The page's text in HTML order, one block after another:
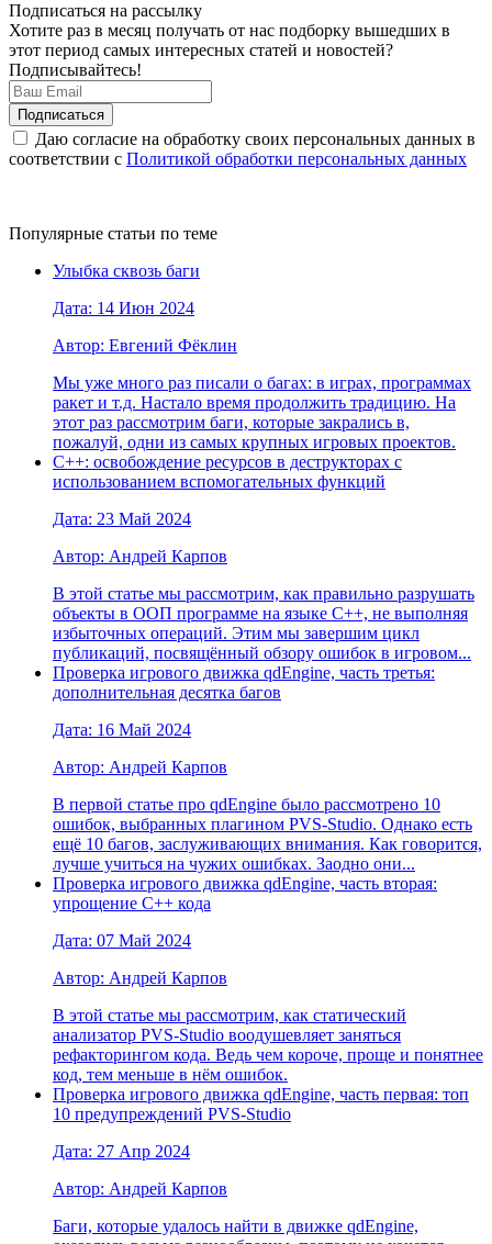
Подписаться на рассылку
Хотите раз в месяц получать от нас подборку вышедших в
этот период самых интересных статей и новостей?
Подписывайтесь!
Даю согласие на обработку своих персональных данных в
соответствии с Политикой обработки персональных данных
Популярные статьи по теме
Улыбка сквозь баги
Дата: 14 Июн 2024
Автор: Евгений Фёклин
Мы уже много раз писали о багах: в играх, программах
ракет и т.д. Настало время продолжить традицию. На
этот раз рассмотрим баги, которые закрались в,
пожалуй, одни из самых крупных игровых проектов.
С++: освобождение ресурсов в деструкторах с
использованием вспомогательных функций
Дата: 23 Май 2024
Автор: Андрей Карпов
В этой статье мы рассмотрим, как правильно разрушать
объекты в ООП программе на языке C++, не выполняя
избыточных операций. Этим мы завершим цикл
публикаций, посвящённый обзору ошибок в игровом...
Проверка игрового движка qdEngine, часть третья:
дополнительная десятка багов
Дата: 16 Май 2024
Автор: Андрей Карпов
В первой статье про qdEngine было рассмотрено 10
ошибок, выбранных плагином PVS-Studio. Однако есть
ещё 10 багов, заслуживающих внимания. Как говорится,
лучше учиться на чужих ошибках. Заодно они...
Проверка игрового движка qdEngine, часть вторая:
упрощение C++ кода
Дата: 07 Май 2024
Автор: Андрей Карпов
В этой статье мы рассмотрим, как статический
анализатор PVS-Studio воодушевляет заняться
рефакторингом кода. Ведь чем короче, проще и понятнее
код, тем меньше в нём ошибок.
Проверка игрового движка qdEngine, часть первая: топ
10 предупреждений PVS-Studio
Дата: 27 Апр 2024
Автор: Андрей Карпов
Баги, которые удалось найти в движке qdEngine,